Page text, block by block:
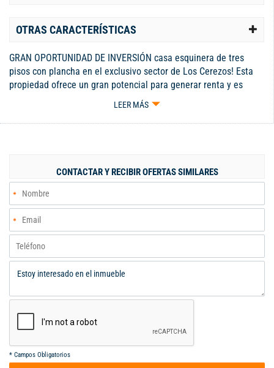
OTRAS CARACTERÍSTICAS
GRAN OPORTUNIDAD DE INVERSIÓN casa esquinera de tres
pisos con plancha en el exclusivo sector de Los Cerezos! Esta
propiedad ofrece un gran potencial para generar renta y es
ideal para inversores o familias que buscan espacio y
Amplia sala y comedor con espacio para disfrutar en familia - 2
habitaciones adicionales - Amplia sala y comedor con vistas
excelentes - Cocina adicional - Baño *TERCER PISO* - 2
habitaciones más - Baño - Espacio y paredes levantadas para
completar el tercer piso según tus necesidades - Plancha para
construir un cuarto adicional UBICACIÓN PRIVILEGIADA* A
media cuadra de la vía vehicular - Cerca de supermercados,
droguerías y servicios públicos - Excelente ubicación para
generar renta o vivir con comodidad* 220 millones de pesos
negociables
LEER MÁS
CONTACTAR Y RECIBIR OFERTAS SIMILARES
* Campos Obligatorios